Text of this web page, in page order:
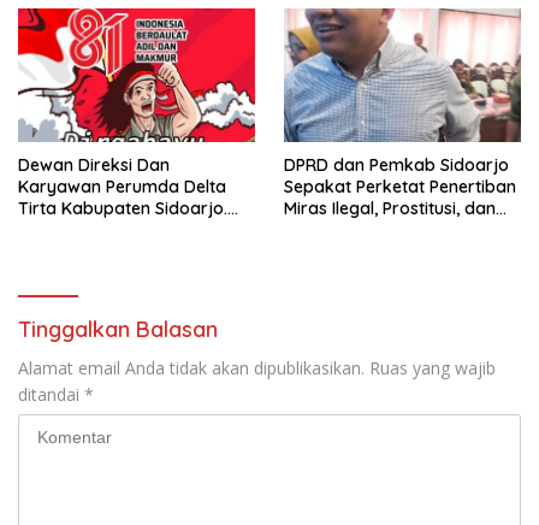
Dewan Direksi Dan
Karyawan Perumda Delta
Tirta Kabupaten Sidoarjo.
Agustus Tahun 2026
DPRD dan Pemkab Sidoarjo
Sepakat Perketat Penertiban
Miras Ilegal, Prostitusi, dan
Tinggalkan Balasan
Alamat email Anda tidak akan dipublikasikan. Ruas yang wajib
ditandai *